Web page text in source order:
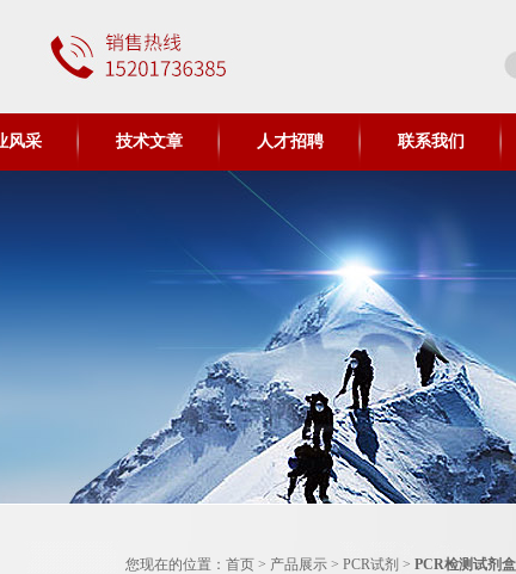
风采 技术文章 人才招聘 联系我们
您现在的位置： 首页 > 产品展示 > PCR试剂 > PCR检测试剂盒